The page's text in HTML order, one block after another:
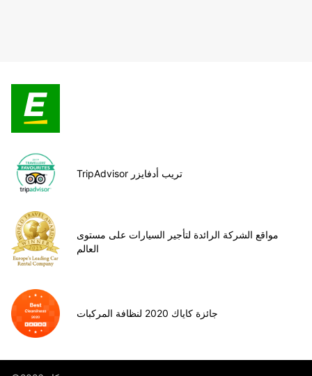
TripAdvisor تريب أدفايزر
مواقع الشركة الرائدة لتأجير السيارات على مستوى
العالم
جائزة كاياك 2020 لنظافة المركبات